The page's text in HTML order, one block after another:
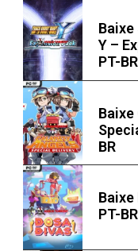
Baixe
Y –
PT-BR
BR
Baixe
PT-BR